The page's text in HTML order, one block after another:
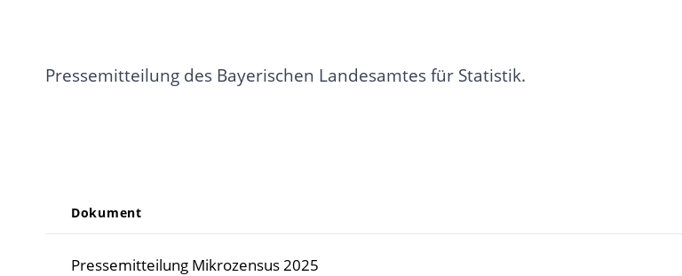
Pressemitteilung des Bayerischen Landesamtes für Statistik.
Dokument
Pressemitteilung Mikrozensus 2025